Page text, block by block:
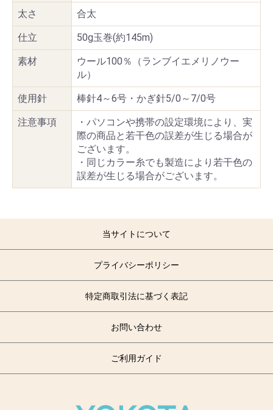
太さ 合太
仕立 50g玉巻(約145m)
素材
ウール100％（ランブイエメリノウー
ル）
使用針 棒針4～6号・かぎ針5/0～7/0号
注意事項
・パソコンや携帯の設定環境により、実
際の商品と若干色の誤差が生じる場合が
ございます。
・同じカラー糸でも製造により若干色の
誤差が生じる場合がございます。
当サイトについて
プライバシーポリシー
特定商取引法に基づく表記
お問い合わせ
ご利用ガイド